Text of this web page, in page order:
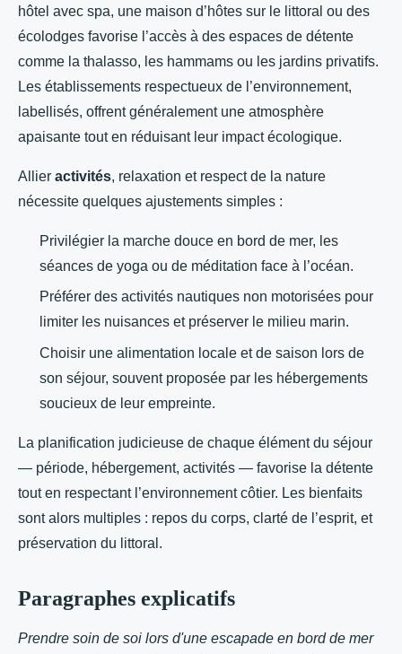
hôtel avec spa, une maison d’hôtes sur le littoral ou des
écolodges favorise l’accès à des espaces de détente
comme la thalasso, les hammams ou les jardins privatifs.
Les établissements respectueux de l’environnement,
labellisés, offrent généralement une atmosphère
apaisante tout en réduisant leur impact écologique.
Allier activités, relaxation et respect de la nature
nécessite quelques ajustements simples :
Privilégier la marche douce en bord de mer, les
séances de yoga ou de méditation face à l’océan.
Préférer des activités nautiques non motorisées pour
limiter les nuisances et préserver le milieu marin.
Choisir une alimentation locale et de saison lors de
son séjour, souvent proposée par les hébergements
soucieux de leur empreinte.
La planification judicieuse de chaque élément du séjour
— période, hébergement, activités — favorise la détente
tout en respectant l’environnement côtier. Les bienfaits
sont alors multiples : repos du corps, clarté de l’esprit, et
préservation du littoral.
Paragraphes explicatifs
Prendre soin de soi lors d'une escapade en bord de mer